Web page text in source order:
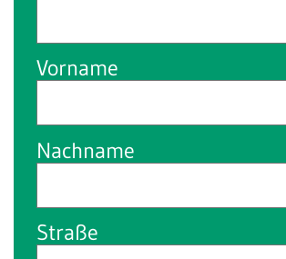
Vorname
Nachname
Straße